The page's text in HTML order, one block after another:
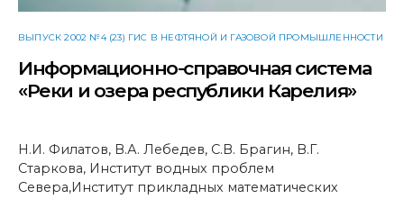
ВЫПУСК 2002 №4 (23) ГИС В НЕФТЯНОЙ И ГАЗОВОЙ ПРОМЫШЛЕННОСТИ
Информационно-справочная система
«Реки и озера республики Карелия»
Н.И. Филатов, В.А. Лебедев, С.В. Брагин, В.Г.
Старкова, Институт водных проблем
Севера,Институт прикладных математических